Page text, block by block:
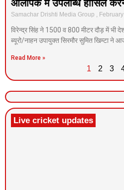
ओलंपिक में उपलब्धि हासिल
Samachar Drishti Media Group
विरेन्द्र सिंह ने 1500 व 800 मीटर दौड़ में भी
ब्यूरो/नाहन उपायुक्त सिरमौर सुमित खिम्टा ने
Read More »
1 2 3
Live cricket updates